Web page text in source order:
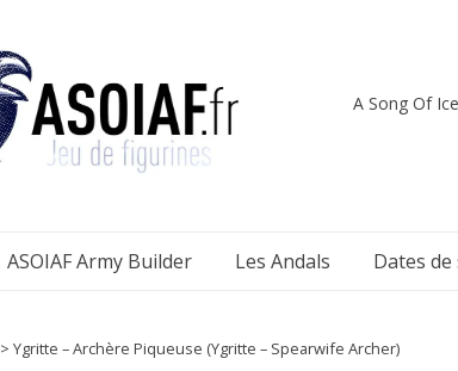
A Song Of
ASOIAF Army Builder Les Andals Dates
> Ygritte – Archère Piqueuse (Ygritte – Spearwife Archer)